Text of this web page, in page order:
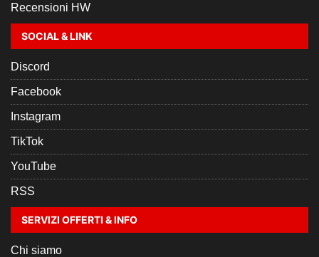
Recensioni HW
SOCIAL & LINK
Discord
Facebook
Instagram
TikTok
YouTube
RSS
SERVIZI OFFERTI & INFO
Chi siamo